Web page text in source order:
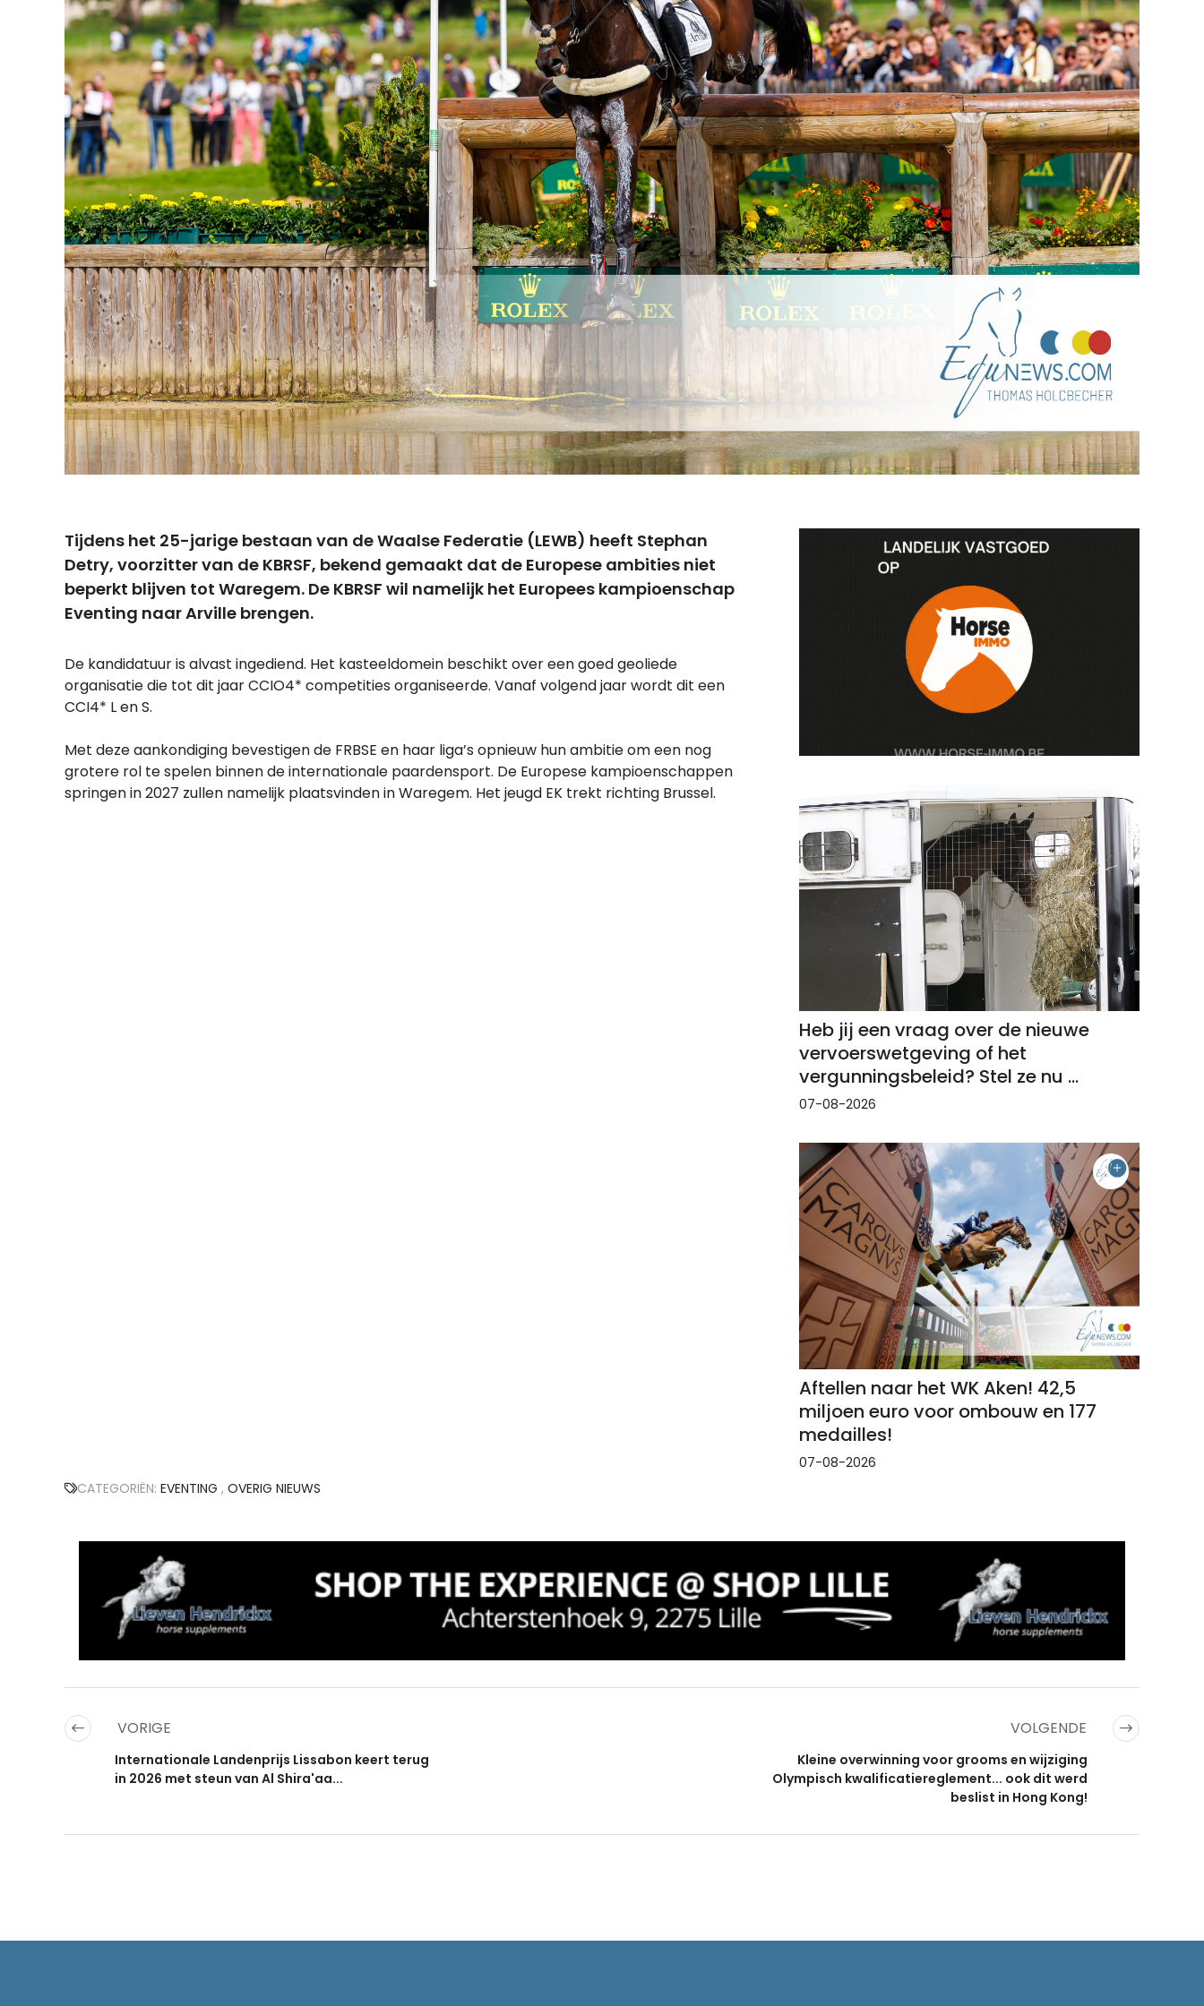
Tijdens het 25-jarige bestaan van de Waalse Federatie (LEWB) heeft Stephan
Detry, voorzitter van de KBRSF, bekend gemaakt dat de Europese ambities niet
beperkt blijven tot Waregem. De KBRSF wil namelijk het Europees kampioenschap
Eventing naar Arville brengen.
De kandidatuur is alvast ingediend. Het kasteeldomein beschikt over een goed geoliede
organisatie die tot dit jaar CCIO4* competities organiseerde. Vanaf volgend jaar wordt dit een
CCI4* L en S.
Met deze aankondiging bevestigen de FRBSE en haar liga’s opnieuw hun ambitie om een nog
grotere rol te spelen binnen de internationale paardensport. De Europese kampioenschappen
springen in 2027 zullen namelijk plaatsvinden in Waregem. Het jeugd EK trekt richting Brussel.
Heb jij een vraag over de nieuwe
vervoerswetgeving of het
vergunningsbeleid? Stel ze nu ...
07-08-2026
Aftellen naar het WK Aken! 42,5
miljoen euro voor ombouw en 177
medailles!
07-08-2026
CATEGORIËN: EVENTING , OVERIG NIEUWS
VORIGE
Internationale Landenprijs Lissabon keert terug
in 2026 met steun van Al Shira'aa...
VOLGENDE
Kleine overwinning voor grooms en wijziging
Olympisch kwalificatiereglement... ook dit werd
beslist in Hong Kong!